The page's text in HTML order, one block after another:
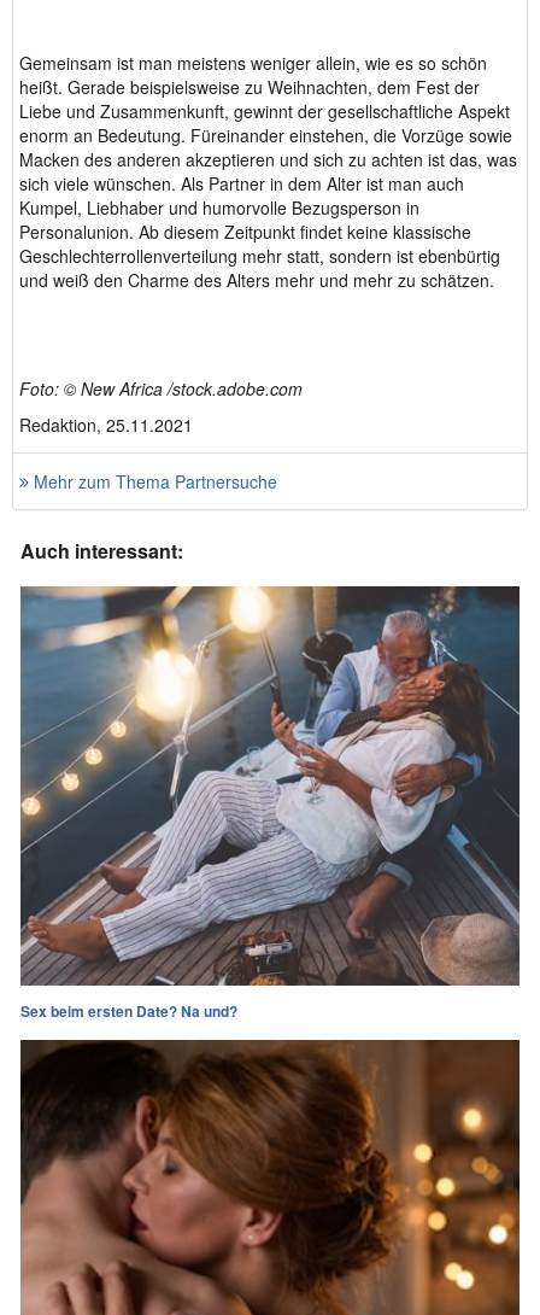
Gemeinsam ist man meistens weniger allein, wie es so schön
heißt. Gerade beispielsweise zu Weihnachten, dem Fest der
Liebe und Zusammenkunft, gewinnt der gesellschaftliche Aspekt
enorm an Bedeutung. Füreinander einstehen, die Vorzüge sowie
Macken des anderen akzeptieren und sich zu achten ist das, was
sich viele wünschen. Als Partner in dem Alter ist man auch
Kumpel, Liebhaber und humorvolle Bezugsperson in
Personalunion. Ab diesem Zeitpunkt findet keine klassische
Geschlechterrollenverteilung mehr statt, sondern ist ebenbürtig
und weiß den Charme des Alters mehr und mehr zu schätzen.
Foto: © New Africa /stock.adobe.com
Redaktion, 25.11.2021
Mehr zum Thema Partnersuche
Auch interessant:
Sex beim ersten Date? Na und?